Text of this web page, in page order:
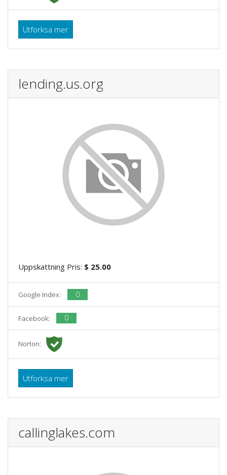
Utforksa mer
lending.us.org
Uppskattning Pris: $ 25.00
Google Index: 0
Facebook: 0
Norton:
Utforksa mer
callinglakes.com